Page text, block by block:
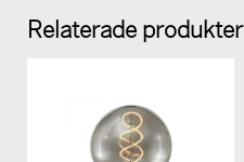
Relaterade produkter